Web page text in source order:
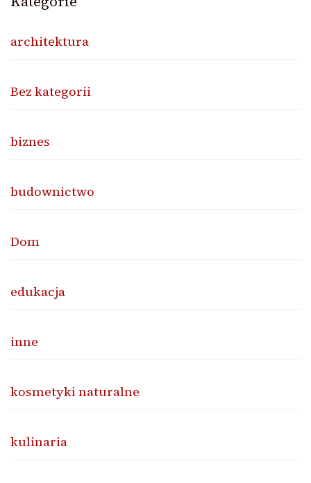
architektura
Bez kategorii
biznes
budownictwo
Dom
edukacja
inne
kosmetyki naturalne
kulinaria